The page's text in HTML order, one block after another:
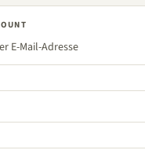
E-Mail-Adresse